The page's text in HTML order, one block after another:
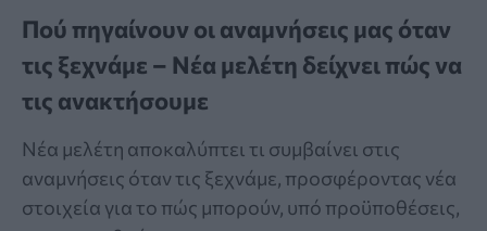
Πού πηγαίνουν οι αναμνήσεις μας όταν
τις ξεχνάμε – Νέα μελέτη δείχνει πώς να
τις ανακτήσουμε
Νέα μελέτη αποκαλύπτει τι συμβαίνει στις
αναμνήσεις όταν τις ξεχνάμε, προσφέροντας νέα
στοιχεία για το πώς μπορούν, υπό προϋποθέσεις,